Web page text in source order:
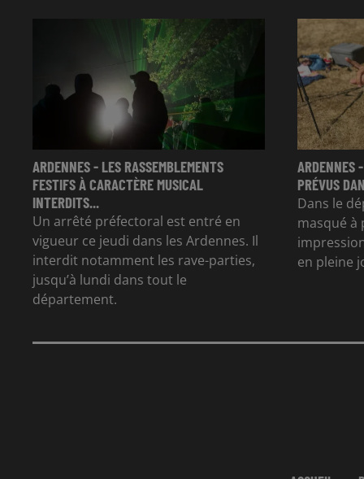
ARDENNES - LES RASSEMBLEMENTS
FESTIFS À CARACTÈRE MUSICAL
INTERDITS...
Un arrêté préfectoral est entré en
vigueur ce jeudi dans les Ardennes. Il
interdit notamment les rave-parties,
jusqu’à lundi dans tout le
département.
ARDENNES
PRÉVUS
Dans le
masqué à
en pleine